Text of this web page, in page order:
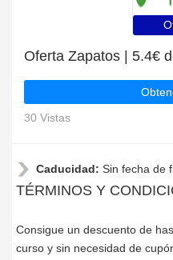
30 Vistas
Caducidad: Sin fecha de
TÉRMINOS Y
Consigue un descuento de
curso y sin necesidad de